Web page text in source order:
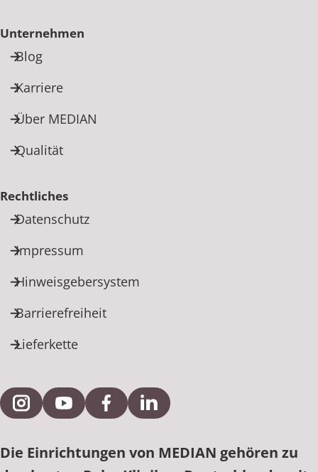
Unternehmen
Blog
Karriere
Über MEDIAN
Qualität
Rechtliches
Datenschutz
Impressum
Hinweisgebersystem
Barrierefreiheit
Lieferkette
Externe Verlinkung zu Instagram
Externe Verlinkung zu YouTube
Externe Verlinkung zu Facebook
Externe Verlinkung zu
Die Einrichtungen von MEDIAN gehören zu